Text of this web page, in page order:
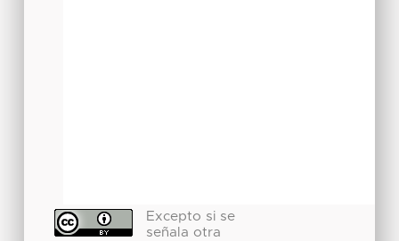
Excepto si se
señala otra